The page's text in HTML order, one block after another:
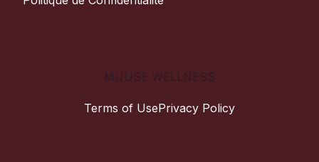
MUUSE WELLNESS
Terms of UsePrivacy Policy